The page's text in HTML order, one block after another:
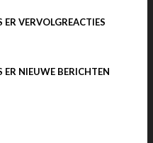
VERVOLGREACTIES
NIEUWE BERICHTEN